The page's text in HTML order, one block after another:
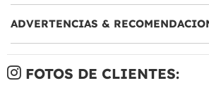
ADVERTENCIAS &
FOTOS DE CLIENTES: